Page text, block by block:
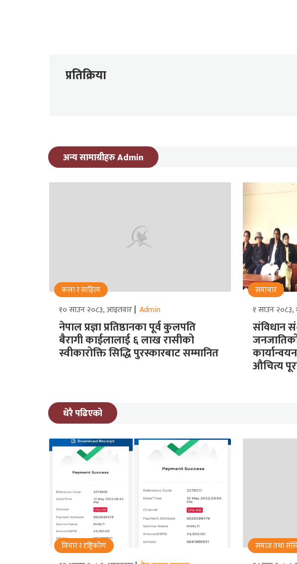
प्रतिक्रिया
अन्य सामाग्रीहरु Admin
कला र साहित्य
१० साउन २०८३, आइतवार Admin
नेपाल प्रज्ञा प्रतिष्ठानका पूर्व कुलपति
बैरागी काईलालाई ६ लाख रासीको
स्वीकारोक्ति सिद्धि पुरस्कारबाट सम्मानित
समाचार
१ साउन २०८३,
संविधान
औचित्य
धेरै पढिएको
विचार र दृष्ट्रिकोण समाज तथा